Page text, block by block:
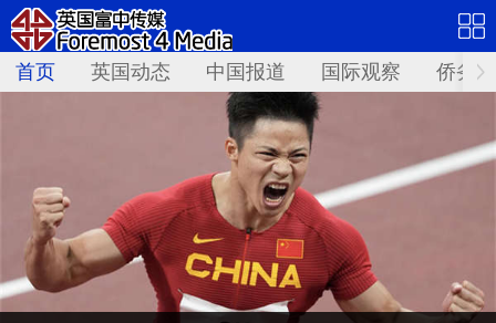
首页 英国动态 中国报道 国际观察 侨务